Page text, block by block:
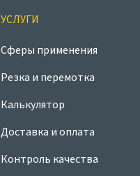
УСЛУГИ
Сферы применения
Резка и перемотка
Калькулятор
Доставка и оплата
Контроль качества